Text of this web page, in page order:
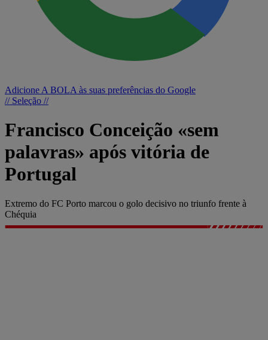
Adicione A BOLA às suas preferências do Google
// Seleção //
Francisco Conceição «sem
palavras» após vitória de
Portugal
Extremo do FC Porto marcou o golo decisivo no triunfo frente à
Chéquia